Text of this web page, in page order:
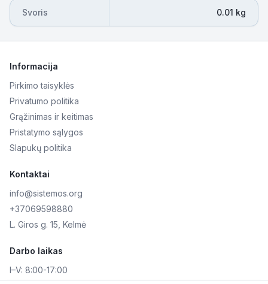
Svoris 0.01 kg
Informacija
Pirkimo taisyklės
Privatumo politika
Grąžinimas ir keitimas
Pristatymo sąlygos
Slapukų politika
Kontaktai
info@sistemos.org
+37069598880
L. Giros g. 15, Kelmė
Darbo laikas
I–V: 8:00-17:00